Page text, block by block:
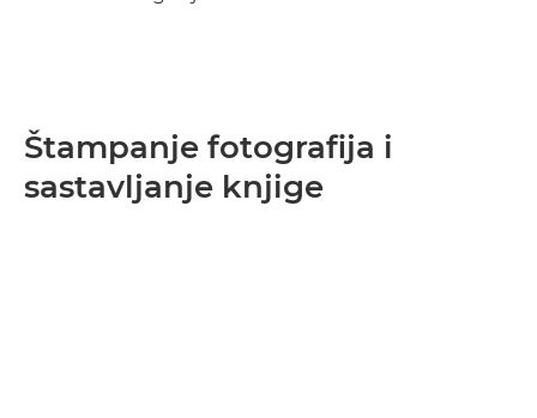
Štampanje fotografija i
sastavljanje knjige